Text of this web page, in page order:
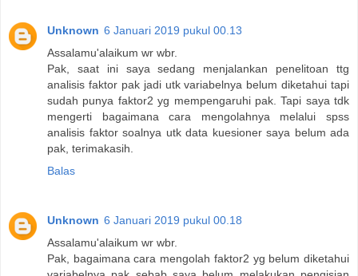
Unknown 6 Januari 2019 pukul 00.13
Assalamu'alaikum wr wbr.
Pak, saat ini saya sedang menjalankan penelitoan ttg
analisis faktor pak jadi utk variabelnya belum diketahui tapi
sudah punya faktor2 yg mempengaruhi pak. Tapi saya tdk
mengerti bagaimana cara mengolahnya melalui spss
analisis faktor soalnya utk data kuesioner saya belum ada
pak, terimakasih.
Balas
Unknown 6 Januari 2019 pukul 00.18
Assalamu'alaikum wr wbr.
Pak, bagaimana cara mengolah faktor2 yg belum diketahui